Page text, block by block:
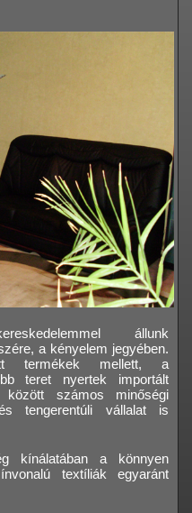
állunk
a kényelem jegyében.
termékek mellett, a
teret nyertek importált
számos minőségi
tengerentúli vállalat is
kínálatában a könnyen
textíliák egyaránt